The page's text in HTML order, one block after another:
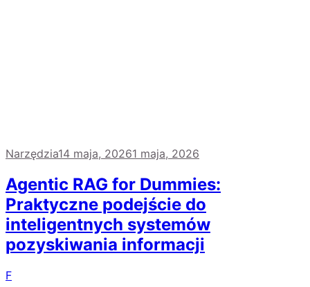
Narzędzia14 maja, 20261 maja, 2026
Agentic RAG for Dummies:
Praktyczne podejście do
inteligentnych systemów
pozyskiwania informacji
F